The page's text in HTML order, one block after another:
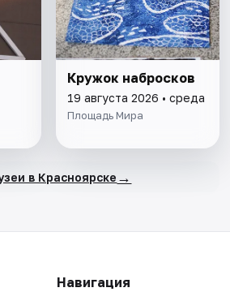
Кружок набросков
19 августа 2026 • среда
Площадь Мира
в Красноярске →
Навигация